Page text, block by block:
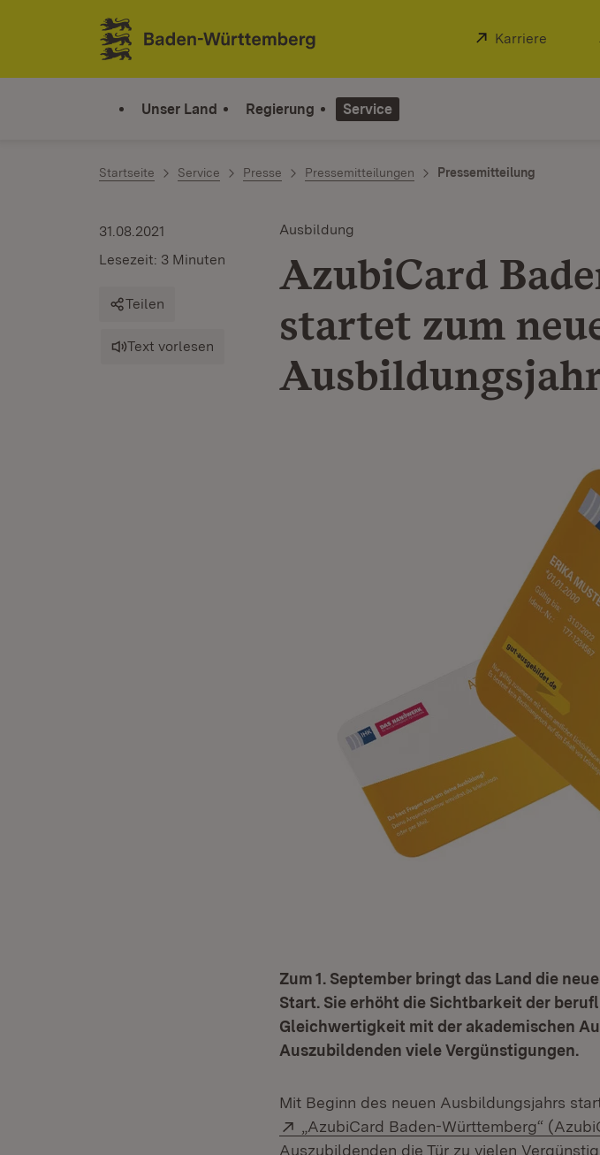
Zum Inhalt springen
Link zur Startseite
Extern:
Karriere
Unser Land Regierung Service
Startseite Service Presse Pressemitteilungen Pressemitteilung
Ausbildung
AzubiCard
startet zum
31.08.2021
Lesezeit: 3 Minuten
Teilen
Text vorlesen
Zum 1. September bringt das Land die
Start. Sie erhöht die Sichtbarkeit der
Gleichwertigkeit mit der akademischen
Auszubildenden viele Vergünstigungen.
Mit Beginn des neuen Ausbildungsjahrs
Extern:
„AzubiCard Baden-Württemberg“
Auszubildenden die Tür zu vielen